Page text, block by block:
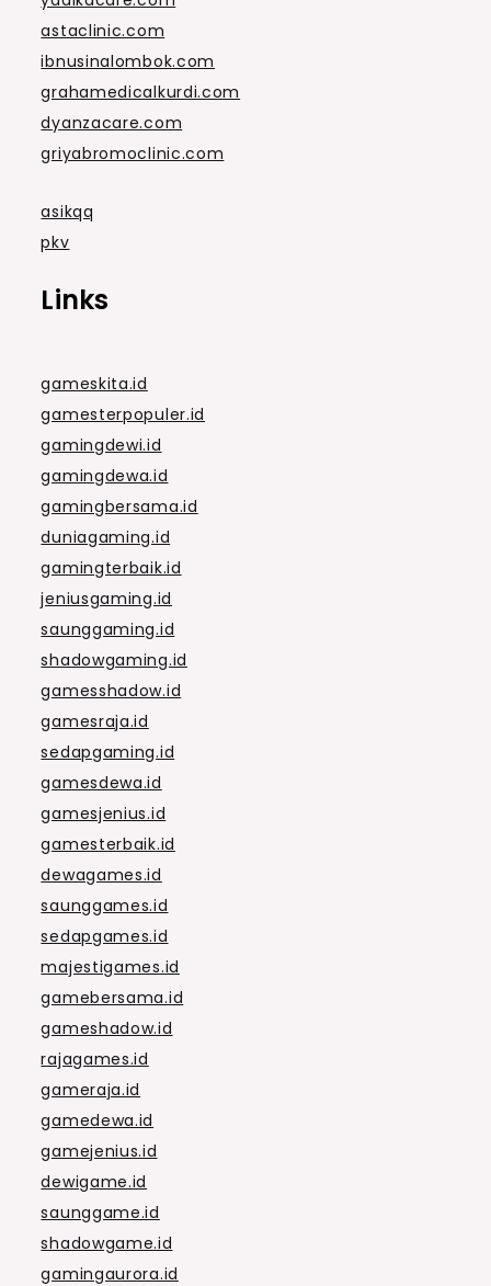
astaclinic.com
ibnusinalombok.com
grahamedicalkurdi.com
dyanzacare.com
griyabromoclinic.com
asikqq
pkv
Links
gameskita.id
gamesterpopuler.id
gamingdewi.id
gamingdewa.id
gamingbersama.id
duniagaming.id
gamingterbaik.id
jeniusgaming.id
saunggaming.id
shadowgaming.id
gamesshadow.id
gamesraja.id
sedapgaming.id
gamesdewa.id
gamesjenius.id
gamesterbaik.id
dewagames.id
saunggames.id
sedapgames.id
majestigames.id
gamebersama.id
gameshadow.id
rajagames.id
gameraja.id
gamedewa.id
gamejenius.id
dewigame.id
saunggame.id
shadowgame.id
gamingaurora.id